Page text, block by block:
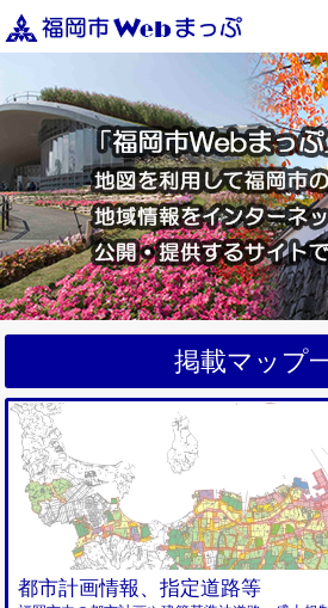
掲載マップ
都市計画情報、指定道路等